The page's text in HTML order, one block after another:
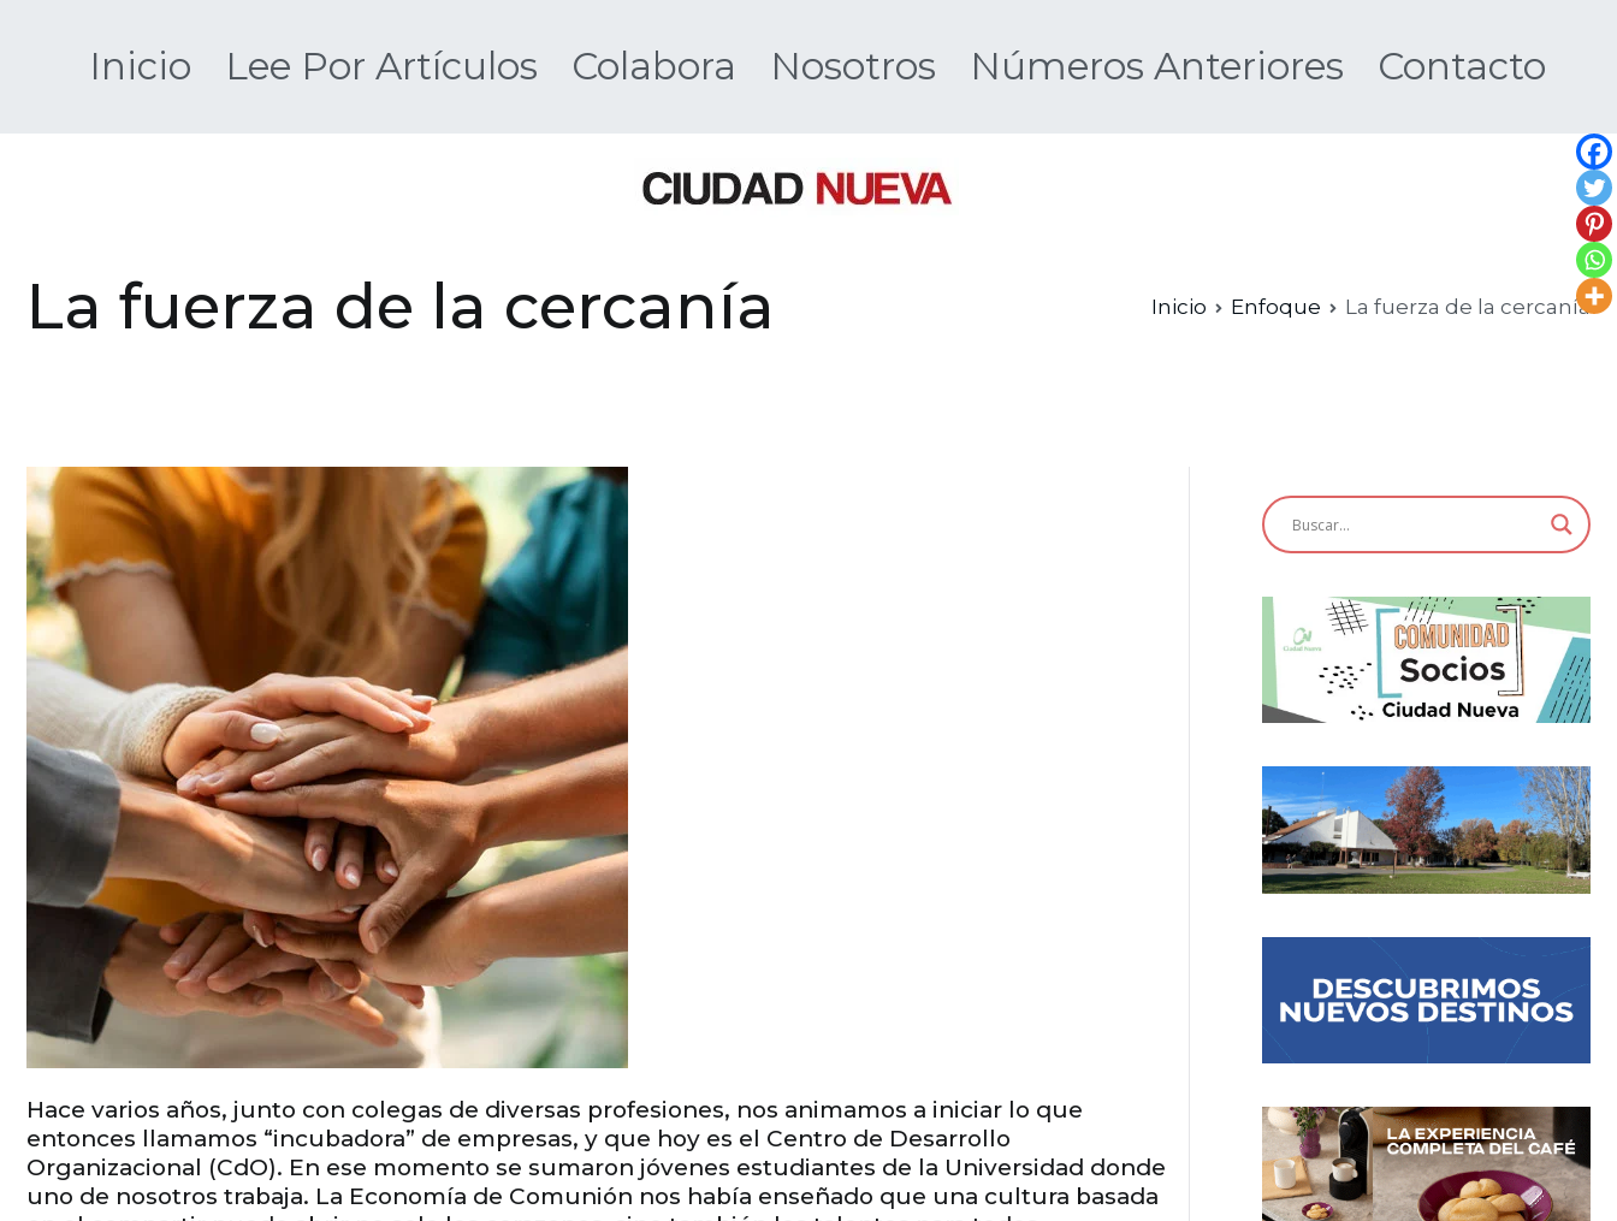
Inicio Lee Por Artículos Colabora Nosotros Números Anteriores Contacto
La fuerza de la cercanía Inicio Enfoque La fuerza de la cercanía
Hace varios años, junto con colegas de diversas profesiones, nos animamos a iniciar lo que
entonces llamamos “incubadora” de empresas, y que hoy es el Centro de Desarrollo
Organizacional (CdO). En ese momento se sumaron jóvenes estudiantes de la Universidad donde
uno de nosotros trabaja. La Economía de Comunión nos había enseñado que una cultura basada